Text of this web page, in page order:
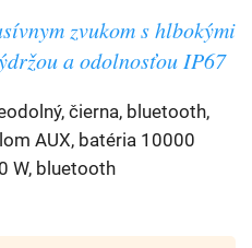
zvukom s hlbokými
a odolnosťou IP67
čierna, bluetooth,
AUX, batéria 10000
W, bluetooth